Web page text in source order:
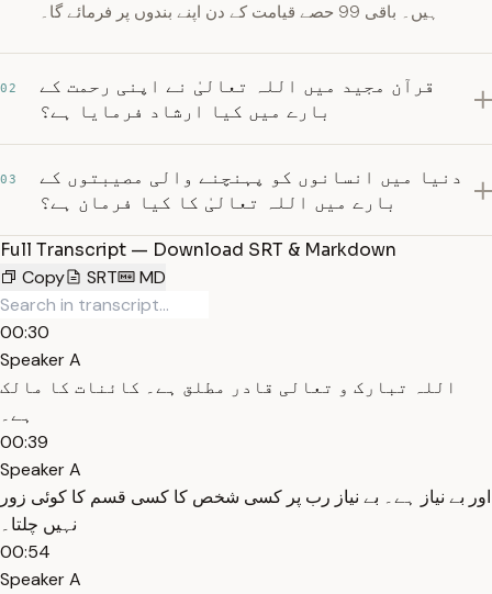
ہیں۔ باقی 99 حصے قیامت کے دن اپنے بندوں پر فرمائے گا۔
02
قرآن مجید میں اللہ تعالیٰ نے اپنی رحمت کے
بارے میں کیا ارشاد فرمایا ہے؟
03
دنیا میں انسانوں کو پہنچنے والی مصیبتوں کے
بارے میں اللہ تعالیٰ کا کیا فرمان ہے؟
Full Transcript — Download SRT & Markdown
Copy
SRT MD
00:30
Speaker A
اللہ تبارک و تعالی قادر مطلق ہے۔ کائنات کا مالک
ہے۔
00:39
Speaker A
اور بے نیاز ہے۔ بے نیاز رب پر کسی شخص کا کسی قسم کا کوئی زور
نہیں چلتا۔
00:54
Speaker A